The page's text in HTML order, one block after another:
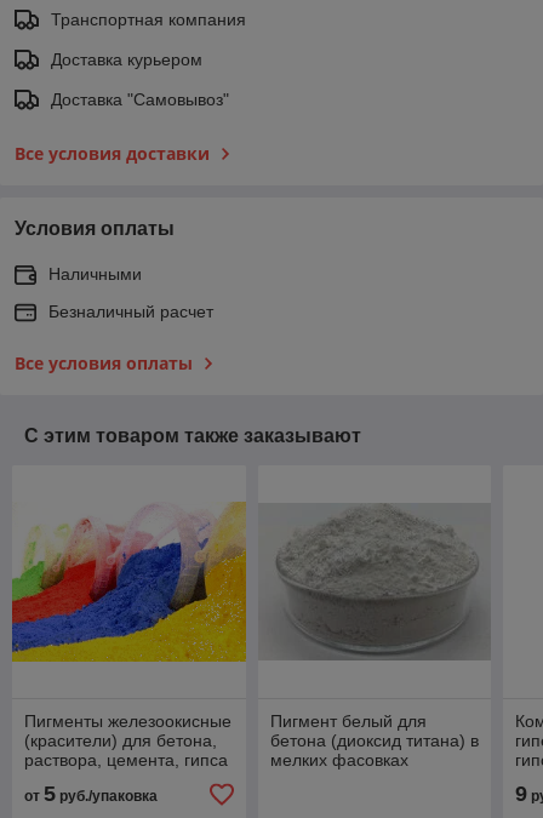
Транспортная компания
Доставка курьером
Доставка "Самовывоз"
Все условия доставки
Условия оплаты
Наличными
Безналичный расчет
Все условия оплаты
С этим товаром также заказывают
Пигменты железоокисные
(красители) для бетона,
раствора, цемента, гипса
от 5 руб./упаковка
Пигмент белый для
бетона (диоксид титана) в
мелких фасовках
9